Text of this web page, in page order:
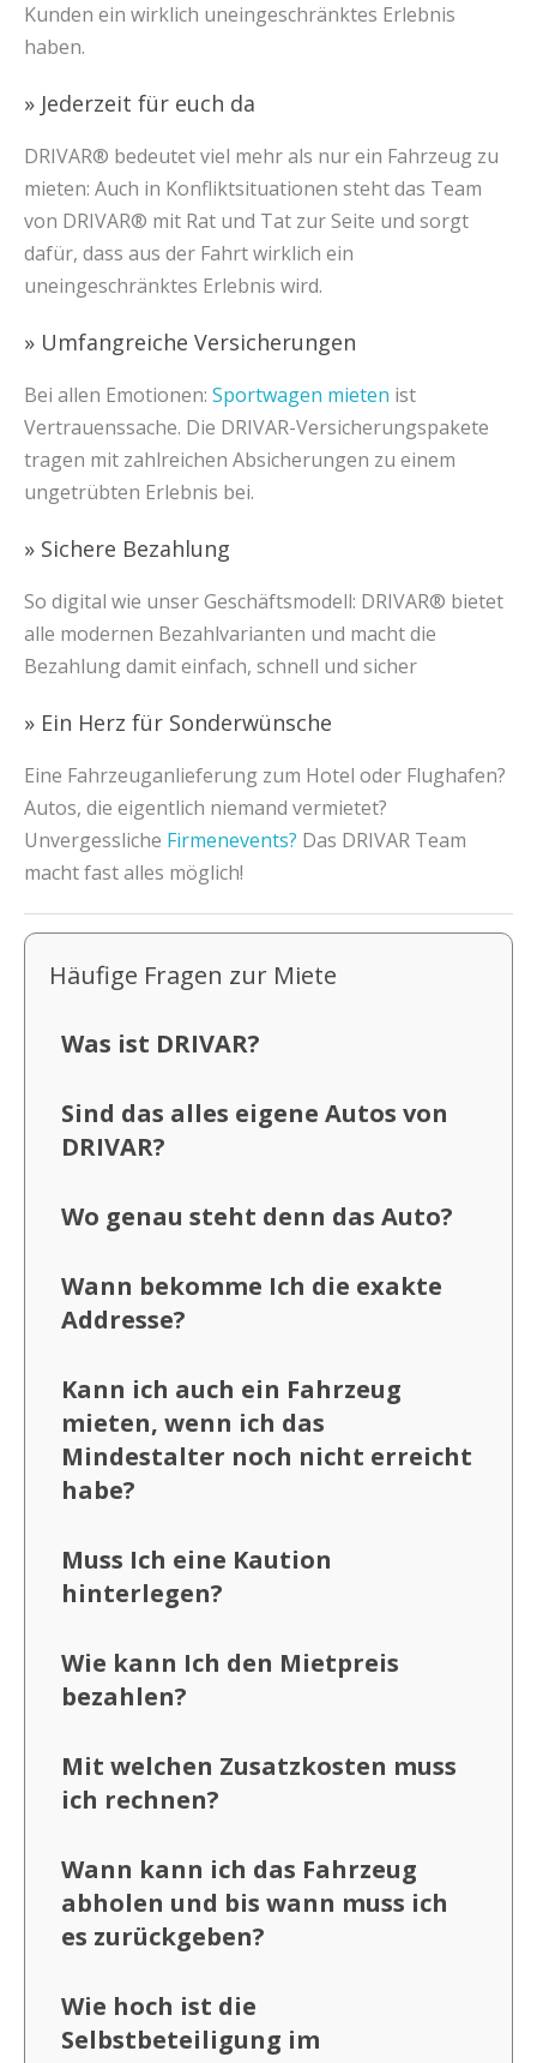
Kunden ein wirklich uneingeschränktes Erlebnis
haben.
» Jederzeit für euch da
DRIVAR® bedeutet viel mehr als nur ein Fahrzeug zu
mieten: Auch in Konfliktsituationen steht das Team
von DRIVAR® mit Rat und Tat zur Seite und sorgt
dafür, dass aus der Fahrt wirklich ein
uneingeschränktes Erlebnis wird.
» Umfangreiche Versicherungen
Bei allen Emotionen: Sportwagen mieten ist
Vertrauenssache. Die DRIVAR-Versicherungspakete
tragen mit zahlreichen Absicherungen zu einem
ungetrübten Erlebnis bei.
» Sichere Bezahlung
So digital wie unser Geschäftsmodell: DRIVAR® bietet
alle modernen Bezahlvarianten und macht die
Bezahlung damit einfach, schnell und sicher
» Ein Herz für Sonderwünsche
Eine Fahrzeuganlieferung zum Hotel oder Flughafen?
Autos, die eigentlich niemand vermietet?
Unvergessliche Firmenevents? Das DRIVAR Team
macht fast alles möglich!
Häufige Fragen zur Miete
Was ist DRIVAR?
Sind das alles eigene Autos von
DRIVAR?
Wo genau steht denn das Auto?
Wann bekomme Ich die exakte
Addresse?
Kann ich auch ein Fahrzeug
mieten, wenn ich das
Mindestalter noch nicht erreicht
habe?
Muss Ich eine Kaution
hinterlegen?
Wie kann Ich den Mietpreis
bezahlen?
Mit welchen Zusatzkosten muss
ich rechnen?
Wann kann ich das Fahrzeug
abholen und bis wann muss ich
es zurückgeben?
Wie hoch ist die
Selbstbeteiligung im